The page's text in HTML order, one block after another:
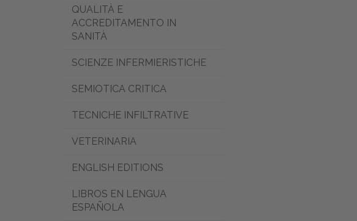
QUALITÀ E
ACCREDITAMENTO IN
SANITÀ
SCIENZE INFERMIERISTICHE
SEMIOTICA CRITICA
TECNICHE INFILTRATIVE
VETERINARIA
ENGLISH EDITIONS
LIBROS EN LENGUA
ESPAÑOLA